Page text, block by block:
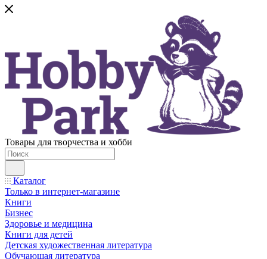
Товары для творчества и хобби
Каталог
Только в интернет-магазине
Книги
Бизнес
Здоровье и медицина
Книги для детей
Детская художественная литература
Обучающая литература